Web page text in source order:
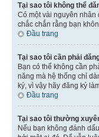
Tại sao tôi không thể
Có một vài nguyên
chắc chắn rằng bạn
Đầu trang
Tại sao tôi cần phải
Bạn có thể không cần
năng mà hệ thống chỉ
ký, vì vậy hãy đăng ký
Đầu trang
Tại sao tôi thường
Nếu bạn không đánh